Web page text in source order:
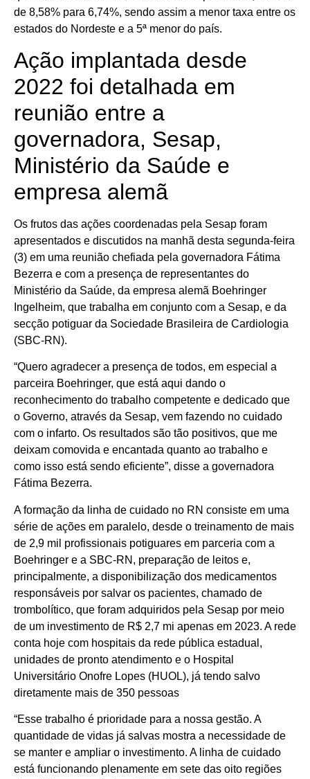
de 8,58% para 6,74%, sendo assim a menor taxa entre os
estados do Nordeste e a 5ª menor do país.
Ação implantada desde
2022 foi detalhada em
reunião entre a
governadora, Sesap,
Ministério da Saúde e
empresa alemã
Os frutos das ações coordenadas pela Sesap foram
apresentados e discutidos na manhã desta segunda-feira
(3) em uma reunião chefiada pela governadora Fátima
Bezerra e com a presença de representantes do
Ministério da Saúde, da empresa alemã Boehringer
Ingelheim, que trabalha em conjunto com a Sesap, e da
secção potiguar da Sociedade Brasileira de Cardiologia
(SBC-RN).
“Quero agradecer a presença de todos, em especial a
parceira Boehringer, que está aqui dando o
reconhecimento do trabalho competente e dedicado que
o Governo, através da Sesap, vem fazendo no cuidado
com o infarto. Os resultados são tão positivos, que me
deixam comovida e encantada quanto ao trabalho e
como isso está sendo eficiente”, disse a governadora
Fátima Bezerra.
A formação da linha de cuidado no RN consiste em uma
série de ações em paralelo, desde o treinamento de mais
de 2,9 mil profissionais potiguares em parceria com a
Boehringer e a SBC-RN, preparação de leitos e,
principalmente, a disponibilização dos medicamentos
responsáveis por salvar os pacientes, chamado de
trombolítico, que foram adquiridos pela Sesap por meio
de um investimento de R$ 2,7 mi apenas em 2023. A rede
conta hoje com hospitais da rede pública estadual,
unidades de pronto atendimento e o Hospital
Universitário Onofre Lopes (HUOL), já tendo salvo
diretamente mais de 350 pessoas
“Esse trabalho é prioridade para a nossa gestão. A
quantidade de vidas já salvas mostra a necessidade de
se manter e ampliar o investimento. A linha de cuidado
está funcionando plenamente em sete das oito regiões